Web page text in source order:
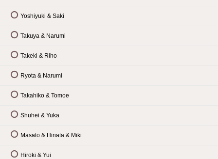
Yoshiyuki & Saki
Takuya & Narumi
Takeki & Riho
Ryota & Narumi
Takahiko & Tomoe
Shuhei & Yuka
Masato & Hinata & Miki
Hiroki & Yui